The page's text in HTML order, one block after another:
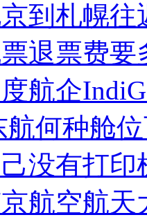
到札幌往
退票费要
航企
航何种舱
没有打
航空航天